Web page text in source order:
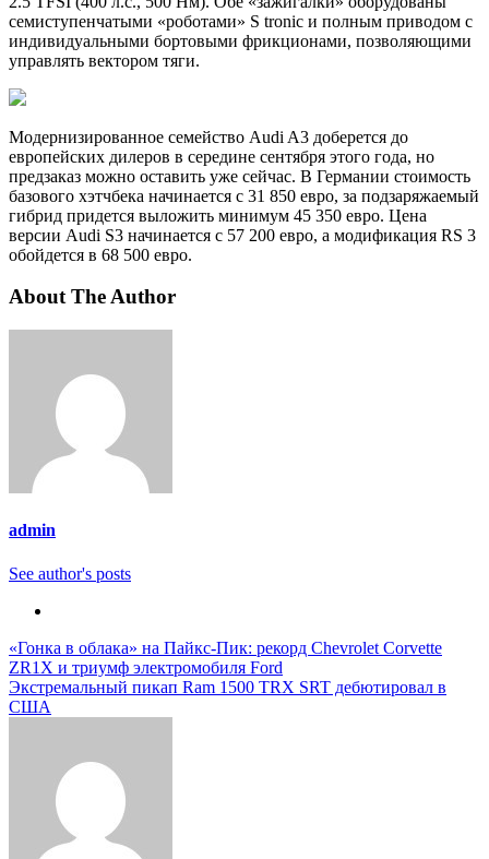
семиступенчатыми «роботами» S tronic и полным приводом с
индивидуальными бортовыми фрикционами, позволяющими
управлять вектором тяги.
Модернизированное семейство Audi A3 доберется до
европейских дилеров в середине сентября этого года, но
предзаказ можно оставить уже сейчас. В Германии стоимость
базового хэтчбека начинается с 31 850 евро, за подзаряжаемый
гибрид придется выложить минимум 45 350 евро. Цена
версии Audi S3 начинается с 57 200 евро, а модификация RS 3
обойдется в 68 500 евро.
About The Author
admin
See author's posts
Навигация
по
записям
«Гонка в облака» на Пайкс-Пик: рекорд Chevrolet Corvette
ZR1X и триумф электромобиля Ford
Экстремальный пикап Ram 1500 TRX SRT дебютировал в
США